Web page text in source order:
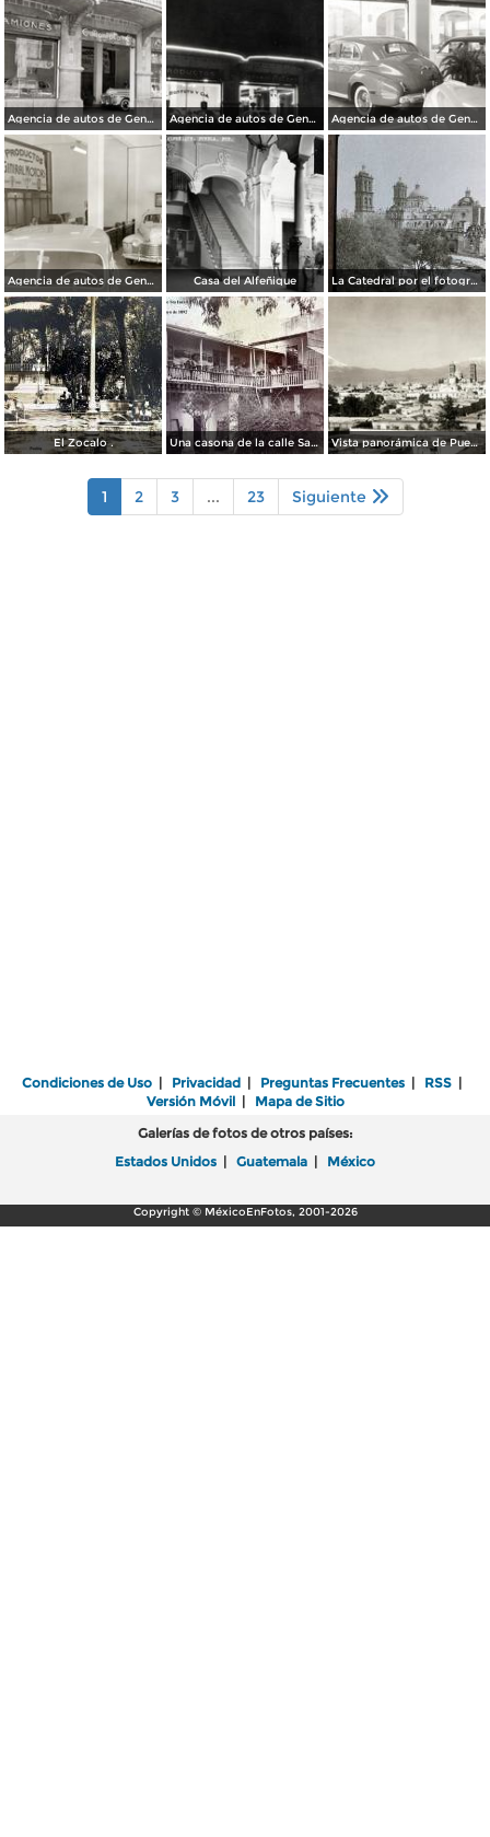
Agencia de autos de General Motors Agencia de autos de General Motors Agencia de autos de General Motors
Agencia de autos de General Motors Casa del Alfeñique La Catedral por el fotografo William H. Rau.
El Zocalo . Una casona de la calle Santa Ines # 5 ( Fechada el 5 de Mayo de 1892 ). Vista panorámica de Puebla, con volcanes Popocatépetl (izq.) e Iztaccíhuatl (der.)
1 2 3 ... 23 Siguiente
Condiciones de Uso | Privacidad | Preguntas Frecuentes | RSS |
Versión Móvil| Mapa de Sitio
Galerías de fotos de otros países:
Estados Unidos | Guatemala | México
Copyright © MéxicoEnFotos, 2001-2026